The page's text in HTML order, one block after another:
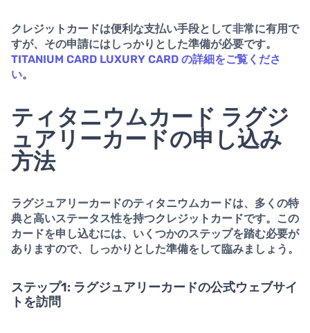
クレジットカードは便利な支払い手段として非常に有用で
すが、その申請にはしっかりとした準備が必要です。
TITANIUM CARD LUXURY CARD の詳細をご覧くださ
い。
ティタニウムカード ラグジ
ュアリーカードの申し込み
方法
ラグジュアリーカードのティタニウムカードは、多くの特
典と高いステータス性を持つクレジットカードです。この
カードを申し込むには、いくつかのステップを踏む必要が
ありますので、しっかりとした準備をして臨みましょう。
ステップ1: ラグジュアリーカードの公式ウェブサイ
トを訪問